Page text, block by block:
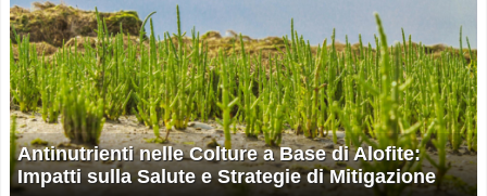
Antinutrienti nelle Colture a Base di Alofite:
Impatti sulla Salute e Strategie di Mitigazione